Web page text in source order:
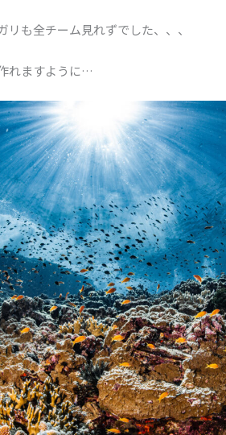
リも全チーム見れずでした、、、
れますように…